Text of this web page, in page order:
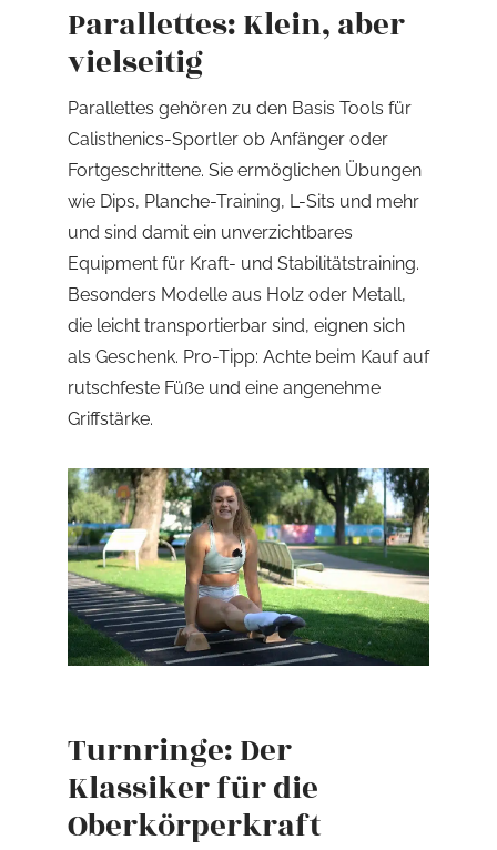
Parallettes: Klein, aber
vielseitig
Parallettes gehören zu den Basis Tools für
Calisthenics-Sportler ob Anfänger oder
Fortgeschrittene. Sie ermöglichen Übungen
wie Dips, Planche-Training, L-Sits und mehr
und sind damit ein unverzichtbares
Equipment für Kraft- und Stabilitätstraining.
Besonders Modelle aus Holz oder Metall,
die leicht transportierbar sind, eignen sich
als Geschenk. Pro-Tipp: Achte beim Kauf auf
rutschfeste Füße und eine angenehme
Griffstärke.
Turnringe: Der
Klassiker für die
Oberkörperkraft